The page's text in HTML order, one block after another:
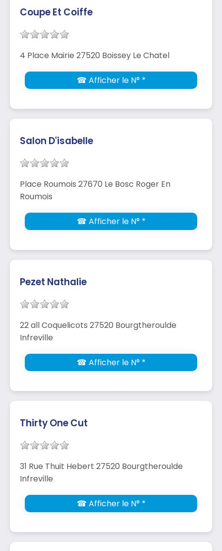
Coupe Et Coiffe
4 Place Mairie 27520 Boissey Le Chatel
☎ Afficher le N° *
Salon D'isabelle
Place Roumois 27670 Le Bosc Roger En
Roumois
☎ Afficher le N° *
Pezet Nathalie
22 all Coquelicots 27520 Bourgtheroulde
Infreville
☎ Afficher le N° *
Thirty One Cut
31 Rue Thuit Hebert 27520 Bourgtheroulde
Infreville
☎ Afficher le N° *